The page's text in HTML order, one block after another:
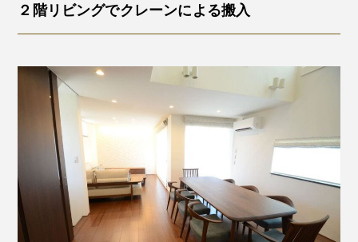
２階リビングでクレーンによる搬入